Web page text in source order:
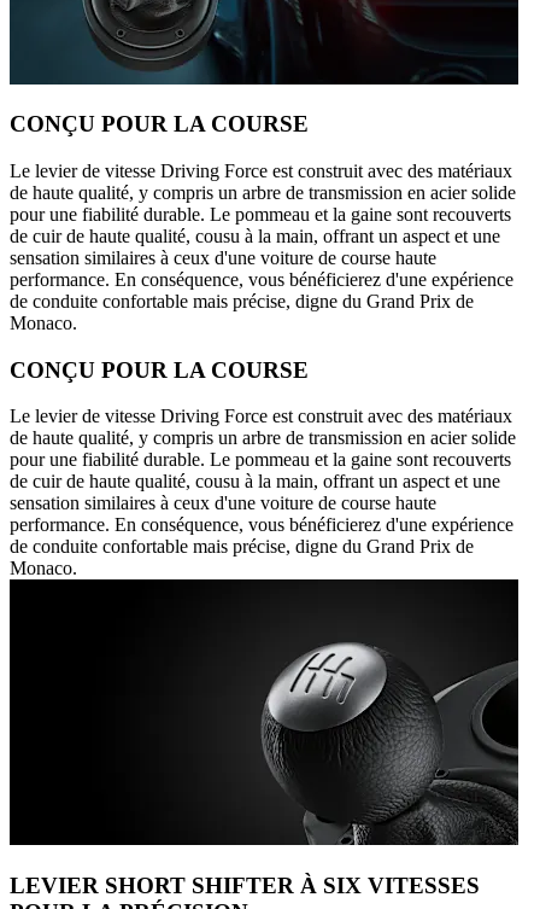
CONÇU POUR LA COURSE
Le levier de vitesse Driving Force est construit avec des matériaux
de haute qualité, y compris un arbre de transmission en acier solide
pour une fiabilité durable. Le pommeau et la gaine sont recouverts
de cuir de haute qualité, cousu à la main, offrant un aspect et une
sensation similaires à ceux d'une voiture de course haute
performance. En conséquence, vous bénéficierez d'une expérience
de conduite confortable mais précise, digne du Grand Prix de
Monaco.
CONÇU POUR LA COURSE
Le levier de vitesse Driving Force est construit avec des matériaux
de haute qualité, y compris un arbre de transmission en acier solide
pour une fiabilité durable. Le pommeau et la gaine sont recouverts
de cuir de haute qualité, cousu à la main, offrant un aspect et une
sensation similaires à ceux d'une voiture de course haute
performance. En conséquence, vous bénéficierez d'une expérience
de conduite confortable mais précise, digne du Grand Prix de
Monaco.
LEVIER SHORT SHIFTER À SIX VITESSES